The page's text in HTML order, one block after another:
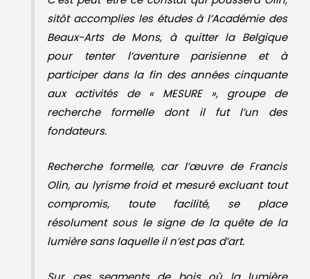
sitôt accomplies les études à l’Académie des
Beaux-Arts de Mons, à quitter la Belgique
pour tenter l’aventure parisienne et à
participer dans la fin des années cinquante
aux activités de « MESURE », groupe de
recherche formelle dont il fut l’un des
fondateurs.
Recherche formelle, car l’œuvre de Francis
Olin, au lyrisme froid et mesuré excluant tout
compromis, toute facilité, se place
résolument sous le signe de la quête de la
lumière sans laquelle il n’est pas d’art.